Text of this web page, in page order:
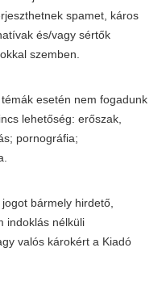
spamet, káros
és/vagy sértők
szemben.
esetén nem fogadunk
lehetőség: erőszak,
pornográfia;
bármely hirdető,
indoklás nélküli
valós károkért a Kiadó